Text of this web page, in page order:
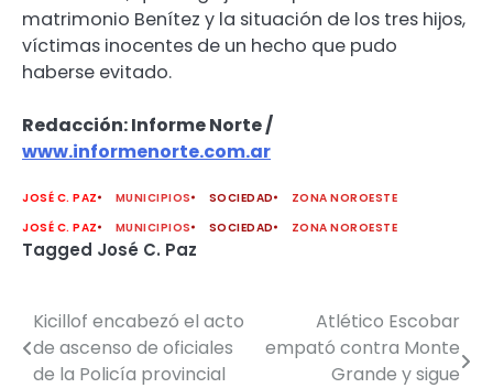
matrimonio Benítez y la situación de los tres hijos,
víctimas inocentes de un hecho que pudo
haberse evitado.
Redacción: Informe Norte /
www.informenorte.com.ar
JOSÉ C. PAZ MUNICIPIOS SOCIEDAD
ZONA NOROESTE
JOSÉ C. PAZ
MUNICIPIOS SOCIEDAD ZONA NOROESTE
Tagged José C. Paz
Navegación
de
Kicillof encabezó el acto
de ascenso de oficiales
de la Policía provincial
Atlético Escobar
empató contra Monte
Grande y sigue